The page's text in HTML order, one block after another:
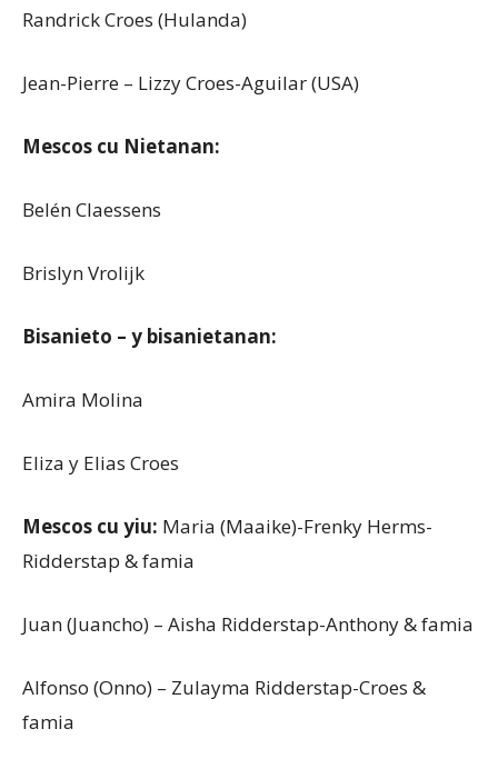
Randrick Croes (Hulanda)
Jean-Pierre – Lizzy Croes-Aguilar (USA)
Mescos cu Nietanan:
Belén Claessens
Brislyn Vrolijk
Bisanieto – y bisanietanan:
Amira Molina
Eliza y Elias Croes
Mescos cu yiu: Maria (Maaike)-Frenky Herms-
Ridderstap & famia
Juan (Juancho) – Aisha Ridderstap-Anthony & famia
Alfonso (Onno) – Zulayma Ridderstap-Croes &
famia